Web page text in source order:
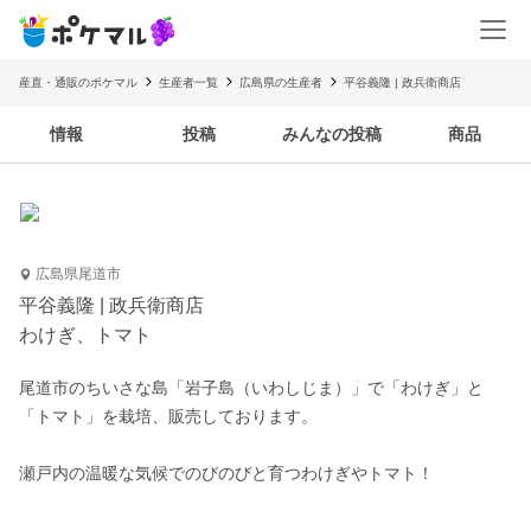
産直・通販のポケマル 生産者一覧 広島県の生産者 平谷義隆 | 政兵衛商店
情報 投稿 みんなの投稿 商品
広島県尾道市
平谷義隆 | 政兵衛商店
わけぎ、トマト
尾道市のちいさな島「岩子島（いわしじま）」で「わけぎ」と
「トマト」を栽培、販売しております。
瀬戸内の温暖な気候でのびのびと育つわけぎやトマト！